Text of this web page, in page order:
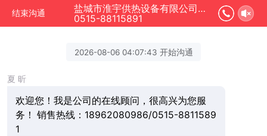
结束沟通
盐城市淮宇供热设备有限公司正在为您服务
0515-88115891
2026-08-06 04:07:43 开始沟通
夏 昕
欢迎您！我是公司的在线顾问，很高兴为您服
务！ 销售热线：18962080986/0515-8811589
1